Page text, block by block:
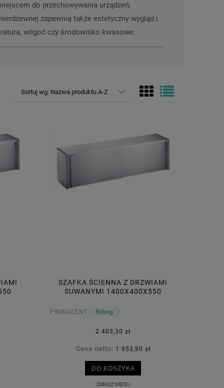
do przechowywania urządzeń,
zapewnią także estetyczny wygląd i
wilgoć czy środowisko kwasowe.
Sortuj wg: Nazwa produktu A-Z
SZAFKA ŚCIENNA Z DRZWIAMI
SUWANYMI 1400X400X550
PRODUCENT: Rilling
2 403,30 zł
Cena netto: 1 953,90 zł
DO KOSZYKA
ZOBACZ WIĘCEJ